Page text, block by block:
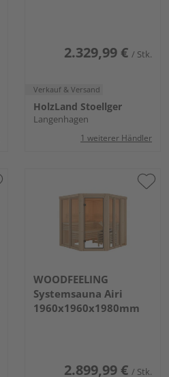
2.329,99 € / Stk.
Verkauf & Versand
HolzLand Stoellger
Langenhagen
1 weiterer Händler
WOODFEELING
Systemsauna Airi
1960x1960x1980mm
2.899,99 € / Stk.